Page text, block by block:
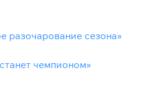
разочарование сезона»
чемпионом»